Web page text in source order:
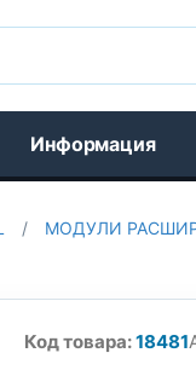
Информация
/ МОДУЛИ
Код товара:18481